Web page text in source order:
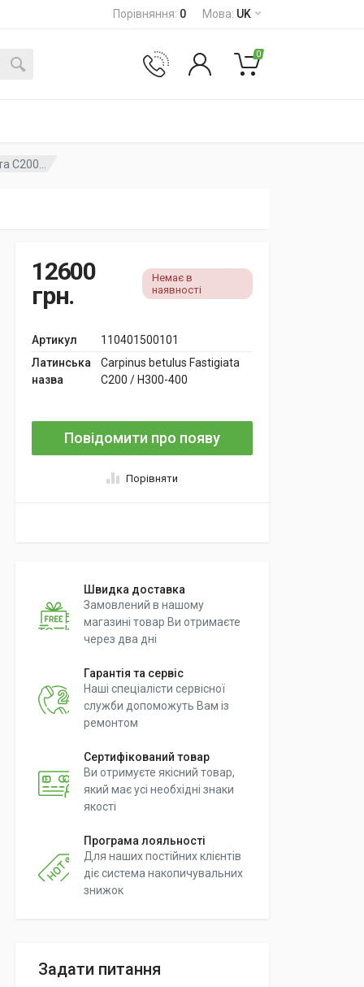
Порівняння: 0 Мова: UK
0
C200...
12600
грн.
Немає в
наявності
Артикул
110401500101
Латинська
назва
Carpinus betulus Fastigiata
C200 / H300-400
Повідомити про появу
Порівняти
Швидка доставка
Замовлений в нашому
магазині товар Ви отримаєте
через два дні
Гарантія та сервіс
Наші спеціалісти сервісної
служби допоможуть Вам із
ремонтом
Сертифікований товар
Ви отримуєте якісний товар,
який має усі необхідні знаки
якості
Програма лояльності
Для наших постійних клієнтів
діє система накопичувальних
знижок
Задати питання